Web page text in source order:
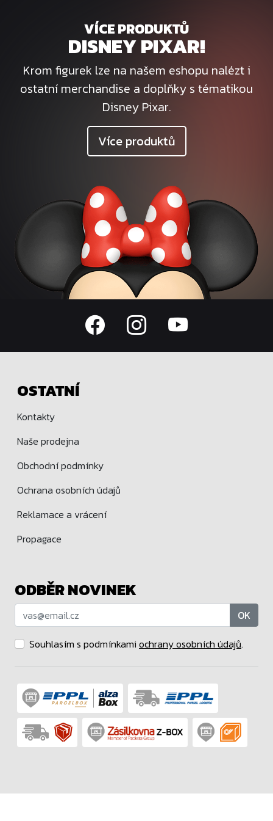
VÍCE PRODUKTŮ
DISNEY PIXAR!
Krom figurek lze na našem eshopu nalézt i
ostatní merchandise a doplňky s tématikou
Disney Pixar.
Více produktů
OSTATNÍ
Kontakty
Naše prodejna
Obchodní podmínky
Ochrana osobních údajů
Reklamace a vrácení
Propagace
ODBĚR NOVINEK
OK
Souhlasím s podmínkami ochrany osobních údajů.